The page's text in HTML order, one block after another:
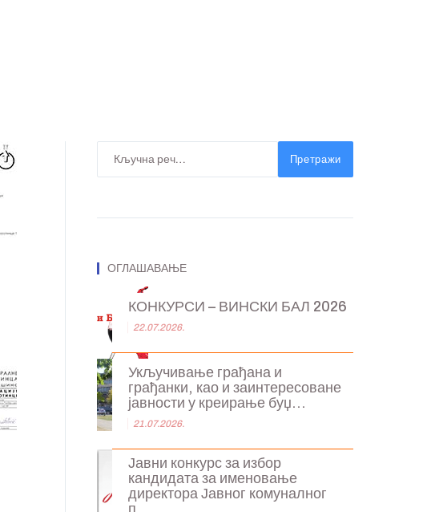
Претражи
ОГЛАШАВАЊЕ
КОНКУРСИ – ВИНСКИ БАЛ 2026
22.07.2026.
Укључивање грађана и
грађанки, као и заинтересоване
јавности у креирање буџ...
21.07.2026.
Јавни конкурс за избор
кандидата за именовање
директора Јавног комуналног
п...